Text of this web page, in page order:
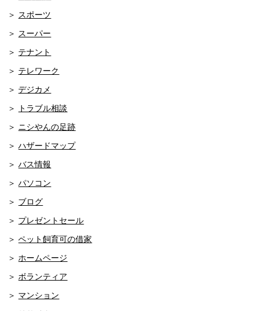
スポーツ
スーパー
テナント
テレワーク
デジカメ
トラブル相談
ニシやんの足跡
ハザードマップ
バス情報
パソコン
ブログ
プレゼントセール
ペット飼育可の借家
ホームページ
ボランティア
マンション